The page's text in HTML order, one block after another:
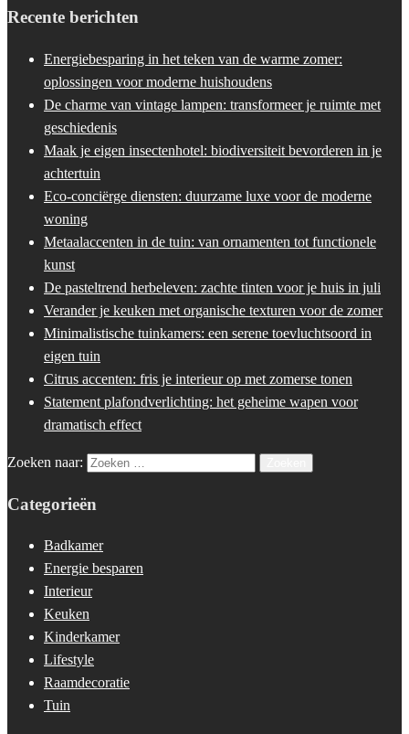
Recente berichten
Energiebesparing in het teken van de warme zomer:
oplossingen voor moderne huishoudens
De charme van vintage lampen: transformeer je ruimte met
geschiedenis
Maak je eigen insectenhotel: biodiversiteit bevorderen in je
achtertuin
Eco-conciërge diensten: duurzame luxe voor de moderne
woning
Metaalaccenten in de tuin: van ornamenten tot functionele
kunst
De pasteltrend herbeleven: zachte tinten voor je huis in juli
Verander je keuken met organische texturen voor de zomer
Minimalistische tuinkamers: een serene toevluchtsoord in
eigen tuin
Citrus accenten: fris je interieur op met zomerse tonen
Statement plafondverlichting: het geheime wapen voor
dramatisch effect
Zoeken naar:
Categorieën
Badkamer
Energie besparen
Interieur
Keuken
Kinderkamer
Lifestyle
Raamdecoratie
Tuin